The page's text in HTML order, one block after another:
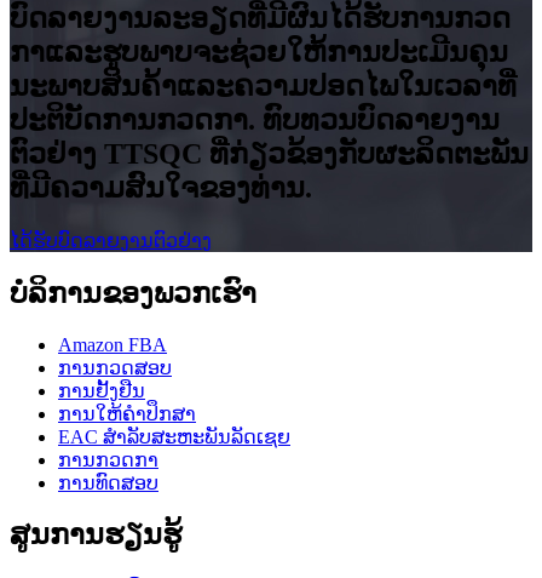
ບົດ​ລາຍ​ງານ​ລະ​ອຽດ​ທີ່​ມີ​ຜົນ​ໄດ້​ຮັບ​ການ​ກວດ​
ກາ​ແລະ​ຮູບ​ພາບ​ຈະ​ຊ່ວຍ​ໃຫ້​ການ​ປະ​ເມີນ​ຄຸນ​
ນະ​ພາບ​ສິນ​ຄ້າ​ແລະ​ຄວາມ​ປອດ​ໄພ​ໃນ​ເວ​ລາ​ທີ່​
ປະ​ຕິ​ບັດ​ການ​ກວດ​ກາ. ທົບທວນບົດລາຍງານ
ຕົວຢ່າງ TTSQC ທີ່ກ່ຽວຂ້ອງກັບຜະລິດຕະພັນ
ທີ່ມີຄວາມສົນໃຈຂອງທ່ານ.
ໄດ້ຮັບບົດລາຍງານຕົວຢ່າງ
ບໍລິການຂອງພວກເຮົາ
Amazon FBA
ການກວດສອບ
ການຢັ້ງຢືນ
ການໃຫ້ຄໍາປຶກສາ
EAC ສໍາລັບສະຫະພັນລັດເຊຍ
ການກວດກາ
ການທົດສອບ
ສູນການຮຽນຮູ້